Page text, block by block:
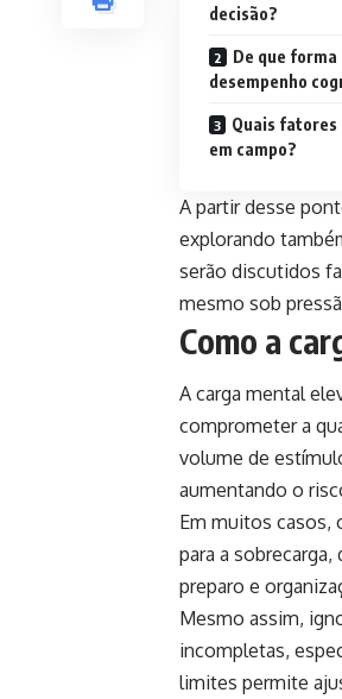
decisão?
De que
desempenho
Quais fatores
em campo?
A partir desse
explorando
serão discutidos
mesmo sob
Como a
A carga mental
comprometer a
volume de
aumentando o
Em muitos casos,
para a
preparo e
Mesmo assim,
incompletas,
limites permite